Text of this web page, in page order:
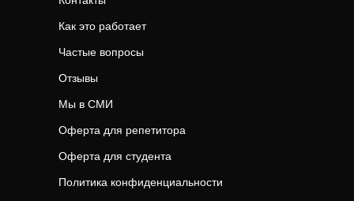
Как это работает
Частые вопросы
Отзывы
Мы в СМИ
Оферта для репетитора
Оферта для студента
Политика конфиденциальности